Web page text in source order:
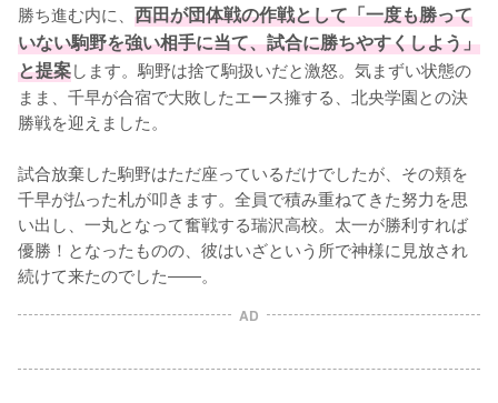
勝ち進む内に、 西田が団体戦の作戦として「一度も勝って
いない駒野を強い相手に当て、試合に勝ちやすくしよう」
と提案します。駒野は捨て駒扱いだと激怒。気まずい状態の
まま、千早が合宿で大敗したエース擁する、北央学園との決
勝戦を迎えました。
試合放棄した駒野はただ座っているだけでしたが、その頬を
千早が払った札が叩きます。全員で積み重ねてきた努力を思
い出し、一丸となって奮戦する瑞沢高校。太一が勝利すれば
優勝！となったものの、彼はいざという所で神様に見放され
続けて来たのでした――。
AD